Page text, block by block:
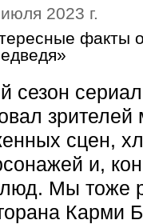
2023 г.
факты
сезон
зрителей
сцен,
и,
Мы тоже
Карми